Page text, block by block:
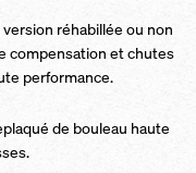
réhabillée ou non
compensation et chutes
performance.
de bouleau haute